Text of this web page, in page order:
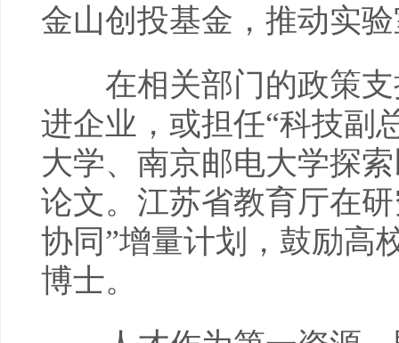
金山创投基金，推动实
在相关部门的政策支
进企业，或担任“科技副
大学、南京邮电大学探
论文。江苏省教育厅在
协同”增量计划，鼓励高
博士。